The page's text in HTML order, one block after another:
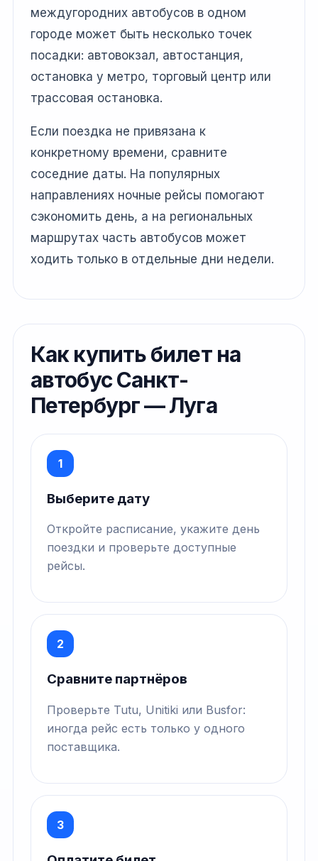
междугородних автобусов в одном
городе может быть несколько точек
посадки: автовокзал, автостанция,
остановка у метро, торговый центр или
трассовая остановка.
Если поездка не привязана к
конкретному времени, сравните
соседние даты. На популярных
направлениях ночные рейсы помогают
сэкономить день, а на региональных
маршрутах часть автобусов может
ходить только в отдельные дни недели.
Как купить билет на
автобус Санкт-
Петербург — Луга
1
Выберите дату
Откройте расписание, укажите день
поездки и проверьте доступные
рейсы.
2
Сравните партнёров
Проверьте Tutu, Unitiki или Busfor:
иногда рейс есть только у одного
поставщика.
3